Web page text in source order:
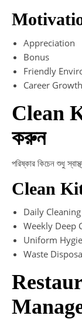
Appreciation
Bonus
Friendly
Career
Clean
করুন
পরিষ্কার কিচেন শুধু
Clean
Daily
Weekly Deep
Uniform
Waste